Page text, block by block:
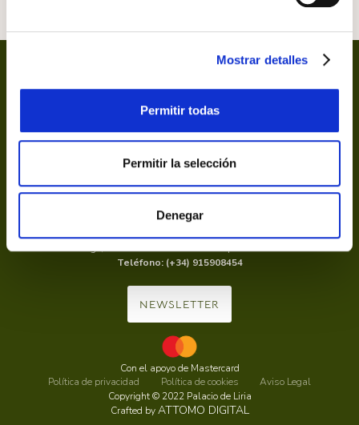
Mostrar detalles
Permitir todas
Permitir la selección
Denegar
info@palaciodeliria.com
Contacto: En horario de 10:00 a 13:30 y de 16:00 a 19:15, de lunes a
domingo, días festivos incluidos. Excepto lunes tarde.
Teléfono: (+34) 915908454
NEWSLETTER
Con el apoyo de Mastercard
Política de privacidad
Política de cookies
Aviso Legal
Copyright © 2022 Palacio de Liria
Crafted byATTOMO DIGITAL